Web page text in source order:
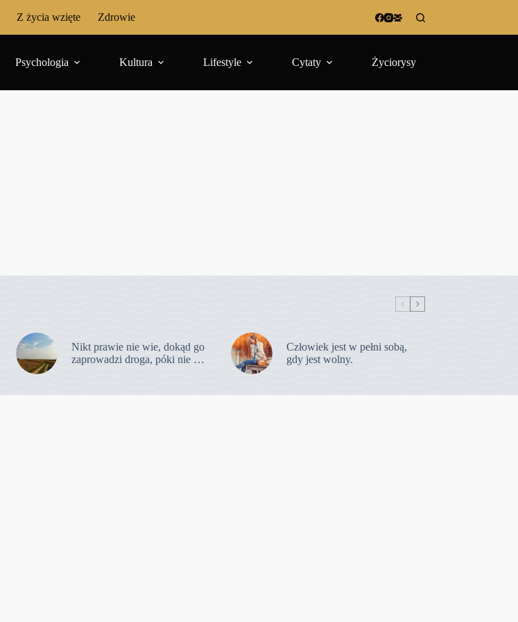
Z życia wzięte Zdrowie
Psychologia Kultura Lifestyle Cytaty Życiorysy
Nikt prawie nie wie, dokąd go
zaprowadzi droga, póki nie …
Człowiek jest w pełni sobą,
gdy jest wolny.